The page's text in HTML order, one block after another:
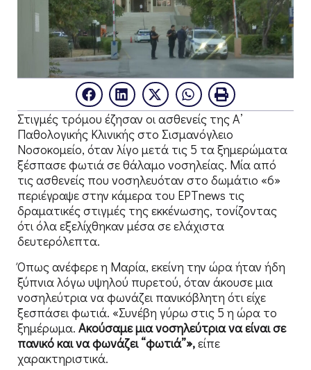
Στιγμές τρόμου έζησαν οι ασθενείς της Α’
Παθολογικής Κλινικής στο Σισμανόγλειο
Νοσοκομείο, όταν λίγο μετά τις 5 τα ξημερώματα
ξέσπασε φωτιά σε θάλαμο νοσηλείας. Μία από
τις ασθενείς που νοσηλευόταν στο δωμάτιο «6»
περιέγραψε στην κάμερα του ΕΡΤnews τις
δραματικές στιγμές της εκκένωσης, τονίζοντας
ότι όλα εξελίχθηκαν μέσα σε ελάχιστα
δευτερόλεπτα.
Όπως ανέφερε η Μαρία, εκείνη την ώρα ήταν ήδη
ξύπνια λόγω υψηλού πυρετού, όταν άκουσε μια
νοσηλεύτρια να φωνάζει πανικόβλητη ότι είχε
ξεσπάσει φωτιά. «Συνέβη γύρω στις 5 η ώρα το
ξημέρωμα. Ακούσαμε μια νοσηλεύτρια να είναι σε
πανικό και να φωνάζει “φωτιά”»,είπε
χαρακτηριστικά.